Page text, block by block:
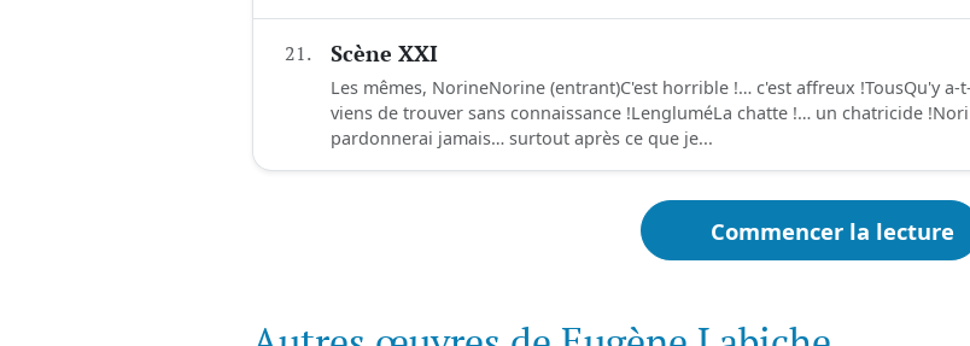
21. Scène XXI
Les mêmes, NorineNorine (entrant)C'est horrible !… c'est affreux !TousQu'y
viens de trouver sans connaissance !LengluméLa chatte !… un chatricide
pardonnerai jamais… surtout après ce que je...
Commencer la lecture